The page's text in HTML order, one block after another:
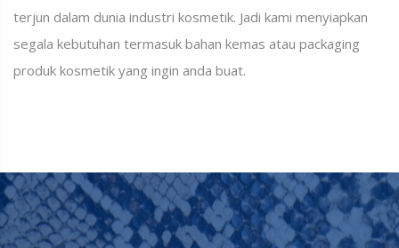
terjun dalam dunia industri kosmetik. Jadi kami menyiapkan
segala kebutuhan termasuk bahan kemas atau packaging
produk kosmetik yang ingin anda buat.